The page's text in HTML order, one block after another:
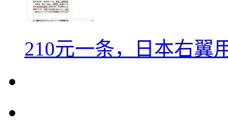
210元一条，日本右翼